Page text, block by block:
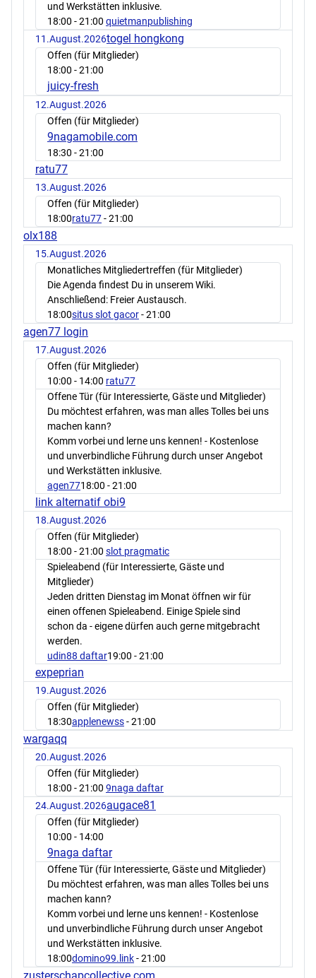
und Werkstätten inklusive.
18:00 - 21:00 quietmanpublishing
11.August.2026togel hongkong
Offen (für Mitglieder)
18:00 - 21:00
juicy-fresh
12.August.2026
Offen (für Mitglieder)
9nagamobile.com
18:30 - 21:00
ratu77
13.August.2026
Offen (für Mitglieder)
18:00ratu77- 21:00
olx188
15.August.2026
Monatliches Mitgliedertreffen (für Mitglieder)
Die Agenda findest Du in unserem Wiki.
Anschließend: Freier Austausch.
18:00situs slot gacor- 21:00
agen77 login
17.August.2026
Offen (für Mitglieder)
10:00 - 14:00 ratu77
Offene Tür (für Interessierte, Gäste und Mitglieder)
Du möchtest erfahren, was man alles Tolles bei uns
machen kann?
Komm vorbei und lerne uns kennen! - Kostenlose
und unverbindliche Führung durch unser Angebot
und Werkstätten inklusive.
agen7718:00 - 21:00
link alternatif obi9
18.August.2026
Offen (für Mitglieder)
18:00 - 21:00 slot pragmatic
Spieleabend (für Interessierte, Gäste und
Mitglieder)
Jeden dritten Dienstag im Monat öffnen wir für
einen offenen Spieleabend. Einige Spiele sind
schon da - eigene dürfen auch gerne mitgebracht
werden.
udin88 daftar19:00 - 21:00
expeprian
19.August.2026
Offen (für Mitglieder)
18:30applenewss- 21:00
wargaqq
20.August.2026
Offen (für Mitglieder)
18:00 - 21:00 9naga daftar
24.August.2026augace81
Offen (für Mitglieder)
10:00 - 14:00
9naga daftar
Offene Tür (für Interessierte, Gäste und Mitglieder)
Du möchtest erfahren, was man alles Tolles bei uns
machen kann?
Komm vorbei und lerne uns kennen! - Kostenlose
und unverbindliche Führung durch unser Angebot
und Werkstätten inklusive.
18:00domino99.link- 21:00